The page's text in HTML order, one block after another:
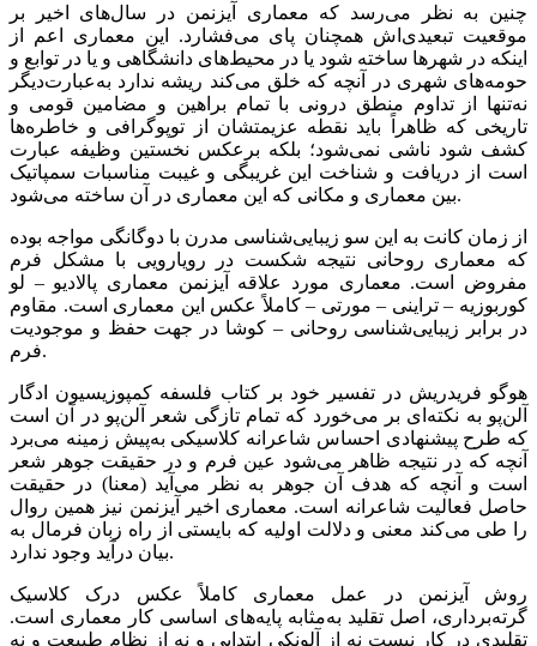
چنین به نظر می‌رسد که معماری آیزنمن در سال‌های اخیر بر
موقعیت تبعیدی‌اش همچنان پای می‌فشارد. این معماری اعم از
اینکه در شهرها ساخته شود یا در محیط‌های دانشگاهی و یا در توابع و
حومه‌های شهری در آنچه که خلق می‌کند ریشه ندارد به‌عبارت‌دیگر
نه‌تنها از تداوم منطق درونی با تمام براهین و مضامین قومی و
تاریخی که ظاهراً باید نقطه عزیمتشان از توپوگرافی و خاطره‌ها
کشف شود ناشی نمی‌شود؛ بلکه برعکس نخستین وظیفه عبارت
است از دریافت و شناخت این غریبگی و غیبت مناسبات سمپاتیک
بین معماری و مکانی که این معماری در آن ساخته می‌شود.
از زمان کانت به این سو زیبایی‌شناسی مدرن با دوگانگی مواجه بوده
که معماری روحانی نتیجه شکست در رویارویی با مشکل فرم
مفروض است. معماری مورد علاقه آیزنمن معماری پالادیو – لو
کوربوزیه – تراینی – مورتی – کاملاً عکس این معماری است. مقاوم
در برابر زیبایی‌شناسی روحانی – کوشا در جهت حفظ و موجودیت
فرم.
هوگو فریدریش در تفسیر خود بر کتاب فلسفه کمپوزیسیون ادگار
آلن‌پو به نکته‌ای بر می‌خورد که تمام تازگی شعر آلن‌پو در آن است
که طرح پیشنهادی احساس شاعرانه کلاسیکی به‌پیش زمینه می‌برد
آنچه که در نتیجه ظاهر می‌شود عین فرم و در حقیقت جوهر شعر
است و آنچه که هدف آن جوهر به نظر می‌آید (معنا) در حقیقت
حاصل فعالیت شاعرانه است. معماری اخیر آیزنمن نیز همین روال
را طی می‌کند معنی و دلالت اولیه که بایستی از راه زبان فرمال به
بیان درآید وجود ندارد.
روش آیزنمن در عمل معماری کاملاً عکس درک کلاسیک
گرته‌برداری، اصل تقلید به‌مثابه پایه‌های اساسی کار معماری است.
تقلیدی در کار نیست نه از آلونکی ابتدایی و نه از نظام طبیعت و نه